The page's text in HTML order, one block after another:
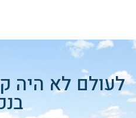
לעולם לא היה